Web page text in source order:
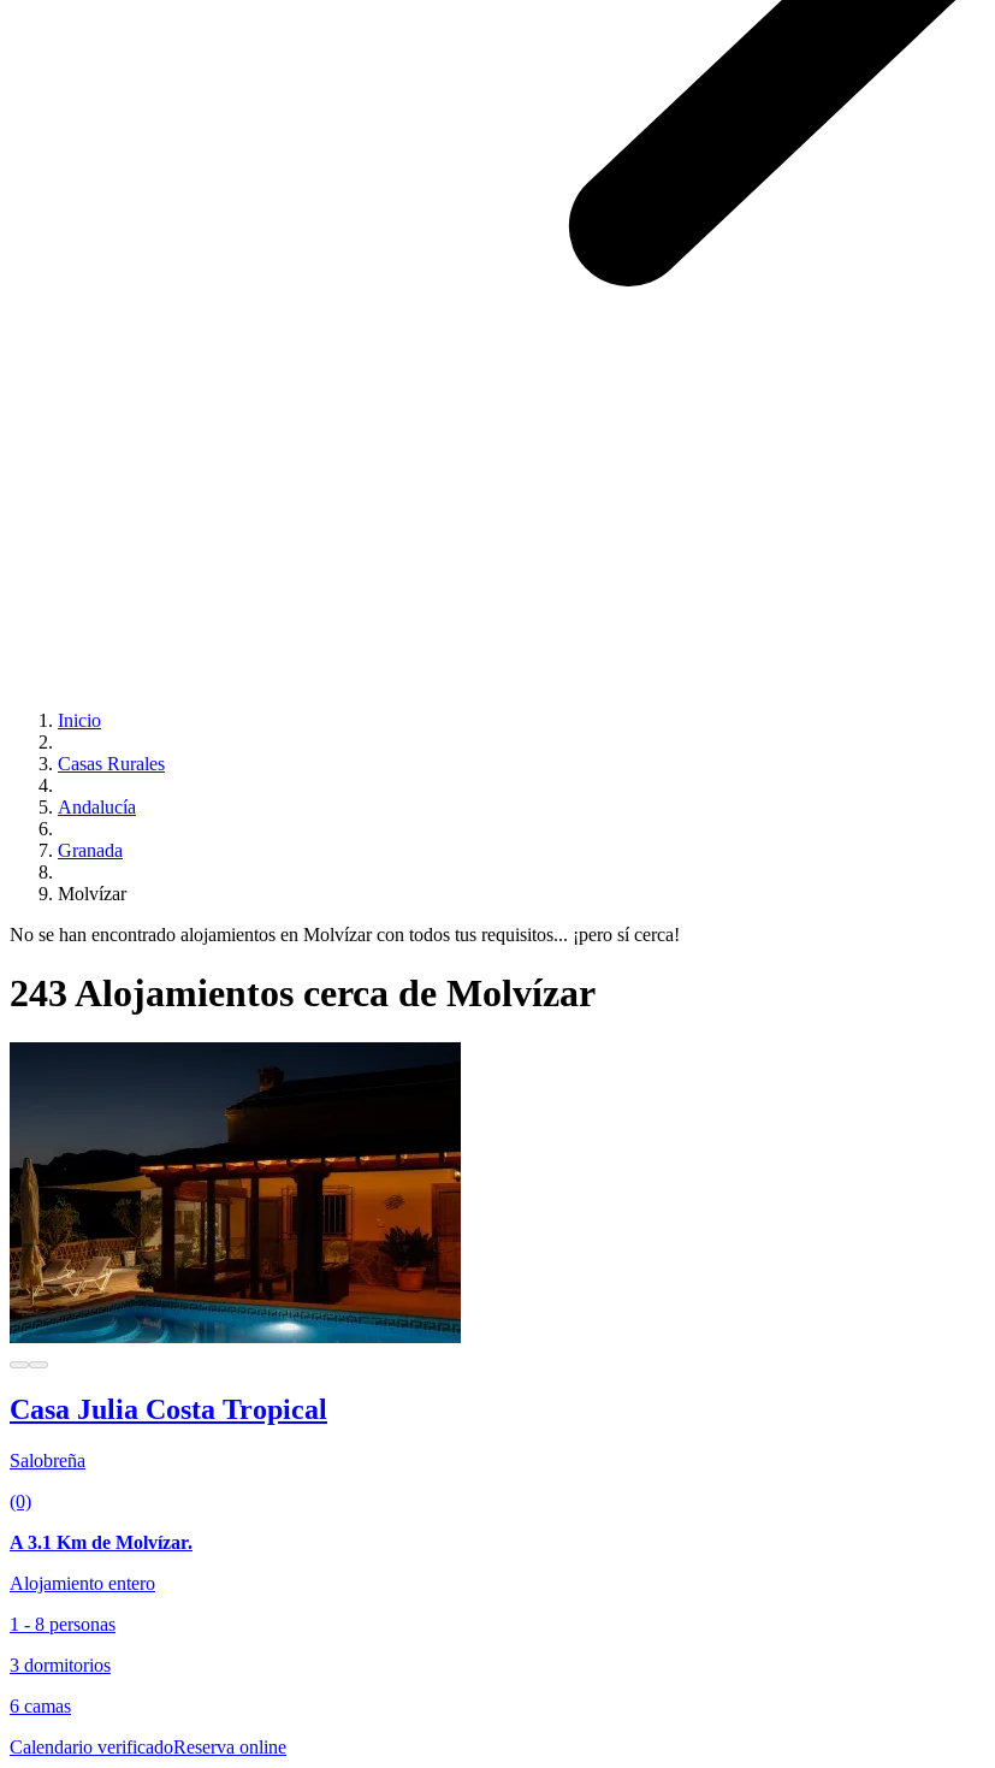
Inicio
Casas Rurales
Andalucía
Granada
Molvízar
No se han encontrado alojamientos en Molvízar con todos tus requisitos... ¡pero sí cerca!
243 Alojamientos cerca de Molvízar
Casa Julia Costa Tropical
Salobreña
(0)
A 3.1 Km de Molvízar.
Alojamiento entero
1 - 8 personas
3 dormitorios
6 camas
Calendario verificadoReserva online